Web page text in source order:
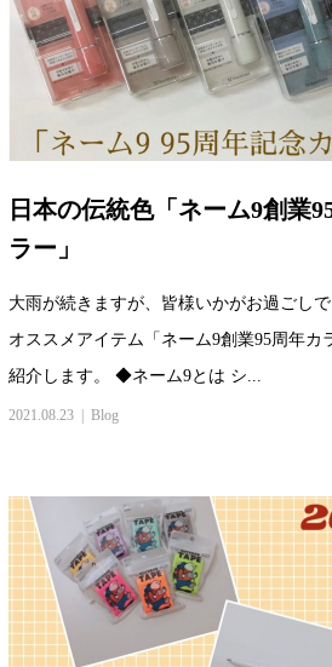
日本の伝統色「ネーム9創業
ラー」
大雨が続きますが、皆様いかがお過ごしで
オススメアイテム「ネーム9創業95周年カ
紹介します。 ◆ネーム9とは シ...
2021.08.23 Blog